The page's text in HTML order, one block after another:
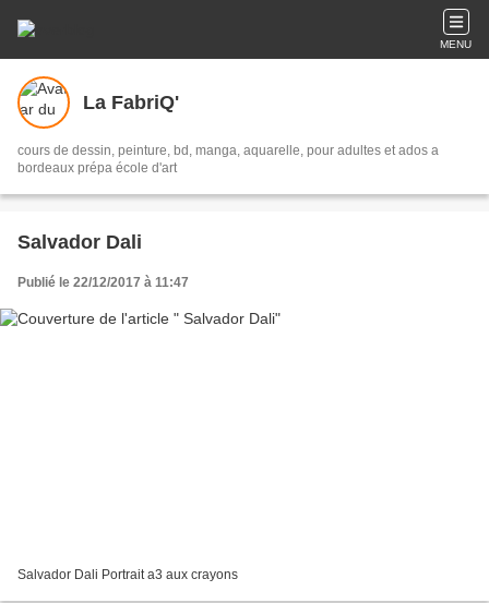
MENU
La FabriQ'
cours de dessin, peinture, bd, manga, aquarelle, pour adultes et ados a
bordeaux prépa école d'art
Salvador Dali
Publié le 22/12/2017 à 11:47
Salvador Dali Portrait a3 aux crayons